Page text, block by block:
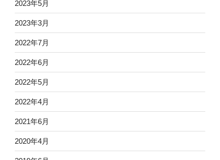
2023年5月
2023年3月
2022年7月
2022年6月
2022年5月
2022年4月
2021年6月
2020年4月